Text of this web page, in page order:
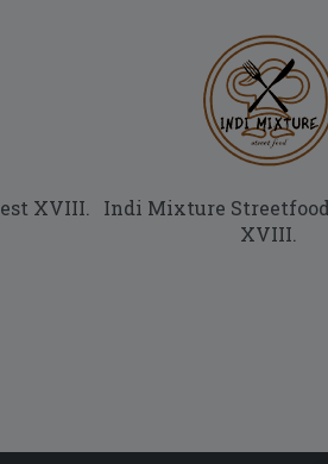
XVIII.
Indi Mixture
XVIII.